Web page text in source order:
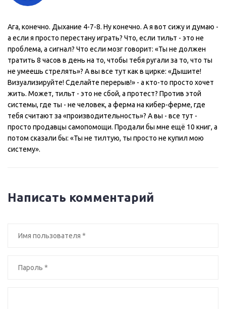
Ага, конечно. Дыхание 4-7-8. Ну конечно. А я вот сижу и думаю -
а если я просто перестану играть? Что, если тильт - это не
проблема, а сигнал? Что если мозг говорит: «Ты не должен
тратить 8 часов в день на то, чтобы тебя ругали за то, что ты
не умеешь стрелять»? А вы все тут как в цирке: «Дышите!
Визуализируйте! Сделайте перерыв!» - а кто-то просто хочет
жить. Может, тильт - это не сбой, а протест? Против этой
системы, где ты - не человек, а ферма на кибер-ферме, где
тебя считают за «производительность»? А вы - все тут -
просто продавцы самопомощи. Продали бы мне ещё 10 книг, а
потом сказали бы: «Ты не тилтую, ты просто не купил мою
систему».
Написать комментарий